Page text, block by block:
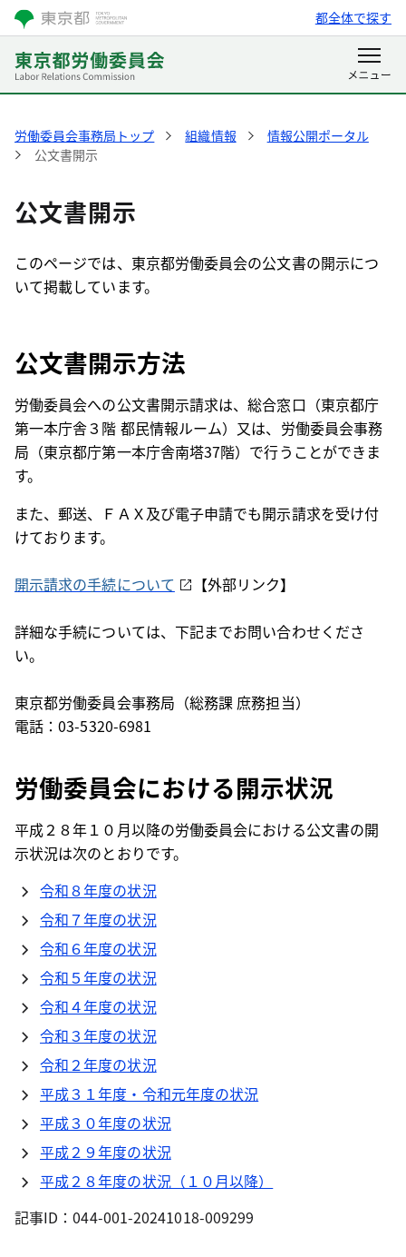
都全体で探す
労働委員会事務局トップ 組織情報
情報公開ポータル
公文書開示
公文書開示
このページでは、東京都労働委員会の公文書の開示につ
いて掲載しています。
公文書開示方法
労働委員会への公文書開示請求は、総合窓口（東京都庁
第一本庁舎３階 都民情報ルーム）又は、労働委員会事務
局（東京都庁第一本庁舎南塔37階）で行うことができま
す。
また、郵送、ＦＡＸ及び電子申請でも開示請求を受け付
けております。
開示請求の手続について 【外部リンク】
詳細な手続については、下記までお問い合わせくださ
い。
東京都労働委員会事務局（総務課 庶務担当）
電話：03-5320-6981
労働委員会における開示状況
平成２８年１０月以降の労働委員会における公文書の開
示状況は次のとおりです。
令和８年度の状況
令和７年度の状況
令和６年度の状況
令和５年度の状況
令和４年度の状況
令和３年度の状況
令和２年度の状況
平成３１年度・令和元年度の状況
平成３０年度の状況
平成２９年度の状況
平成２８年度の状況（１０月以降）
記事ID：044-001-20241018-009299